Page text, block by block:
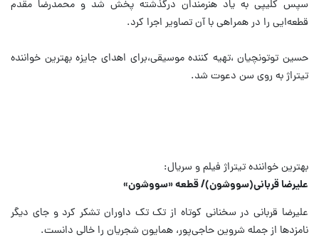
سپس کلیپی به یاد هنرمندان درگذشته پخش شد و محمدرضا مقدم
قطعه‌ایی را در همراهی با آن تصاویر اجرا کرد.
حسین توتونچیان ،تهیه کننده موسیقی،برای اهدای جایزه بهترین خواننده
تیتراژ به روی سن دعوت شد.
بهترین خواننده تیتراژ فیلم و سریال:
علیرضا قربانی(سووشون)/ قطعه «سووشون»
علیرضا قربانی در سخنانی کوتاه از تک تک داوران تشکر کرد و جای دیگر
نامزدها از جمله شروین حاجی‌پور، همایون شجریان را خالی دانست.